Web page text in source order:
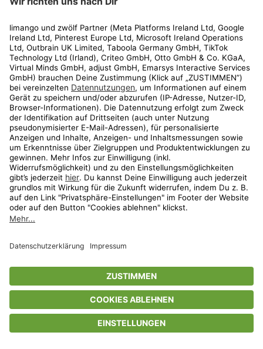
Privatsphäre-EinstellungenAGBDatenschutzCompliance
GeschenkgutscheinbedingungenImpressumHelp Center